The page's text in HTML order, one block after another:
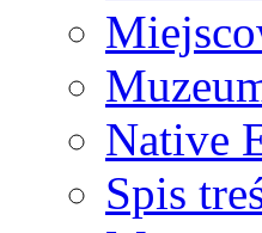
Native
Spis